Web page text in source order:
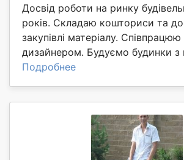
Досвід роботи на ринку
років. Складаю кошториси та
закупівлі матеріалу. Співпрацюю
дизайнером. Будуємо будинки з
Подробнее